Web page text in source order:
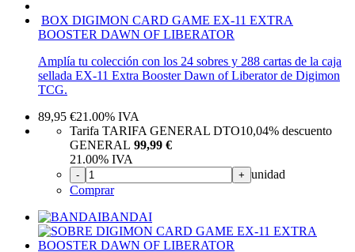
BOX DIGIMON CARD GAME EX-11 EXTRA
BOOSTER DAWN OF LIBERATOR
Amplía tu colección con los 24 sobres y 288 cartas de la caja
sellada EX-11 Extra Booster Dawn of Liberator de Digimon
TCG.
89,95 €21.00% IVA
Tarifa TARIFA GENERAL DTO10,04% descuento
GENERAL 99,99 €
21.00% IVA
- + unidad
Comprar
BANDAI